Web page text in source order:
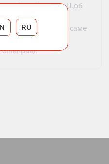
прайс-лист. Щоб
з нашим
пояснити, що саме
Менеджер
RU